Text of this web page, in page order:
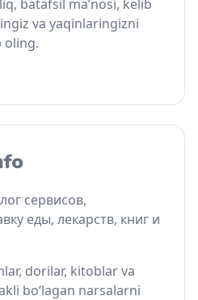
batafsil ma’nosi, kelib
va yaqinlaringizni
oling.
сервисов,
еды, лекарств, книг и
dorilar, kitoblar va
bo‘lagan narsalarni